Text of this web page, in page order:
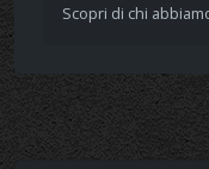
Scopri di chi